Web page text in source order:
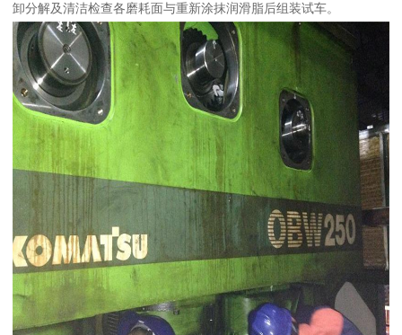
卸分解及清洁检查各磨耗面与重新涂抹润滑脂后组装试车。